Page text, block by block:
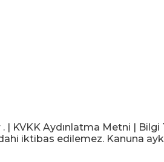
. | KVKK Aydınlatma Metni |
iktibas edilemez. Kanuna